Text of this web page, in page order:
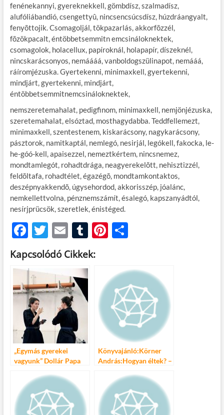
fenénekannyi, gyereknekkell, gömbdísz, szalmadísz,
alufóliábandió, csengettyû, nincsencsúcsdísz, húzdráangyalt,
fenyõttojik. Csomagoljál, tökpazarlás, akkorfõzzél,
fõzökpacalt, éntöbbetsemmitn emcsináloknektek,
csomagolok, holacellux, papíroknál, holapapír, díszeknél,
nincskarácsonyos, nemáááá, vanboldogszülinapot, nemááá,
ráíromjézuska. Gyertekenni, minimaxkell, gyertekenni,
mindjárt, gyertekenni, mindjárt,
éntöbbetsemmitnemcsináloknektek,
nemszeretemahalat, pedigfinom, minimaxkell, nemjönjézuska,
szeretemahalat, elsóztad, mosthagydabba. Teddfellemezt,
minimaxkell, szentestenem, kiskarácsony, nagykarácsony,
pásztorok, namitkaptál, nemlegó, nesirjál, legókell, fakocka, le-
he-góó-kell, apaisezzel, nemeztkértem, nincsnemez,
mondtamlegót, rohadtdrága, neagyerekelõtt, nehisztizzél,
feldõltafa, rohadtélet, égazégõ, mondtamkontaktos,
deszépnyakkendõ, úgysehordod, akkorisszép, jóalánc,
nemkellettvolna, pénznemszámít, ésalegó, kapszanyádtól,
nesírjprücsök, szeretlek, énistéged.
F
ac
e
b
o
o
k
T
w
itt
er
E
m
ail
T
u
m
bl
Pi
es
O
m
e
g
Kapcsolódó Cikkek:
„Egymás gyerekei
vagyunk” Dollár Papa
Könyvajánló:Körner
András:Hogyan éltek? –
hétköznapi élete